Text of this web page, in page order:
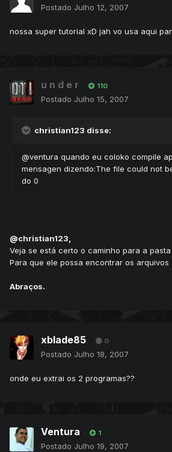
Postado Julho 12, 2007
nossa super tutorial xD jah vo usa aqui
u n d e r 110
Postado Julho 15, 2007
christian123 disse:
@ventura quando eu coloko compile
mensagen dizendo:The file could not
do 0
@christian123,
Veja se está certo o caminho para a
Para que ele possa encontrar os arquivos
Abraços.
xblade85 0
Postado Julho 18, 2007
onde eu extrai os 2 programas??
Ventura 1
Postado Julho 19, 2007